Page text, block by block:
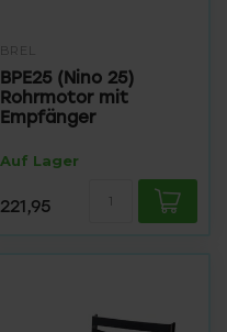
BREL
BPE25 (Nino 25)
Rohrmotor mit
Empfänger
Auf Lager
221,95